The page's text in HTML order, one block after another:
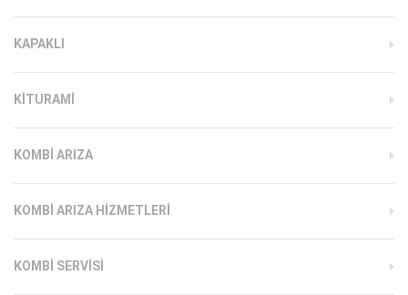
KAPAKLI
KITURAMI
KOMBI ARIZA
KOMBI ARIZA HIZMETLERI
KOMBI SERVISI